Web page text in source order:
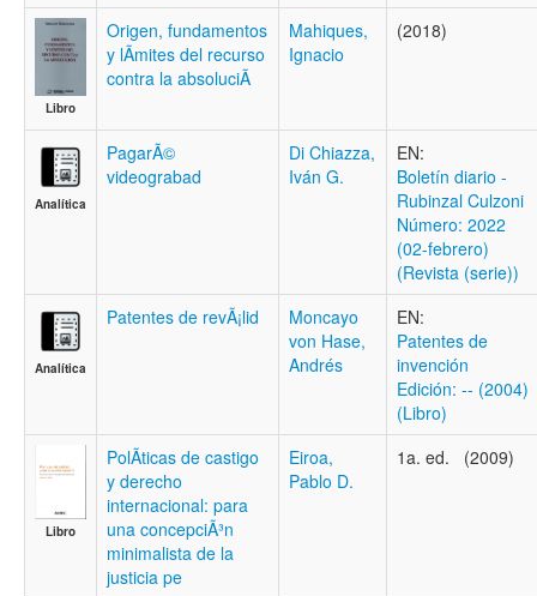
Libro
Origen, fundamentos
y lÃ­mites del recurso
contra la absoluciÃ
Mahiques,
Ignacio
(2018)
Analítica
PagarÃ©
videograbad
Di Chiazza,
Iván G.
EN:
Boletí­n diario -
Rubinzal Culzoni
Número: 2022
(02-febrero)
(Revista (serie))
Analítica
Patentes de revÃ¡lid
Moncayo
von Hase,
Andrés
EN:
Patentes de
invención
Edición: -- (2004)
(Libro)
Libro
PolÃ­ticas de castigo
y derecho
internacional: para
una concepciÃ³n
minimalista de la
justicia pe
Eiroa,
Pablo D.
1a. ed. (2009)